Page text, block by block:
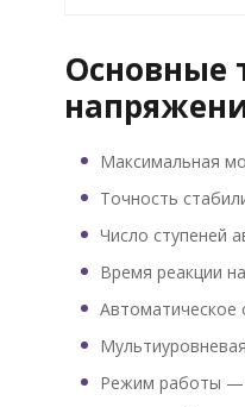
Основные
Максимальная
Точность
Число ступеней
Время реакции
Автоматическое
Режим работы —